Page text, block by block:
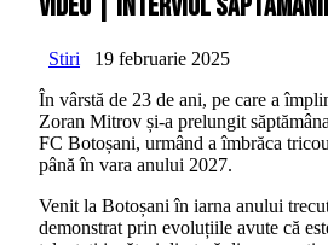
Stiri
19 februarie 2025
În vârstă de 23 de ani, pe care a
Zoran Mitrov și-a prelungit
FC Botoșani, urmând a îmbrăca
până în vara anului 2027.
Venit la Botoșani în iarna anului
demonstrat prin evoluțiile avute că